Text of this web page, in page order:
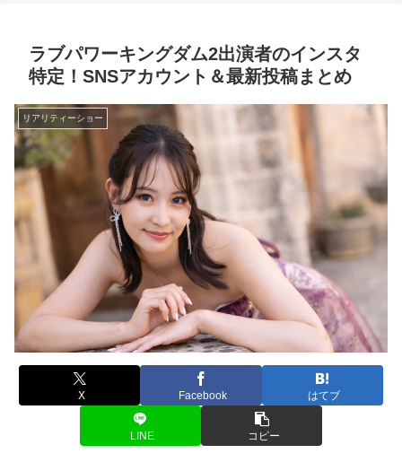
ラブパワーキングダム2出演者のインスタ
特定！SNSアカウント＆最新投稿まとめ
リアリティーショー
X Facebook はてブ
LINE コピー